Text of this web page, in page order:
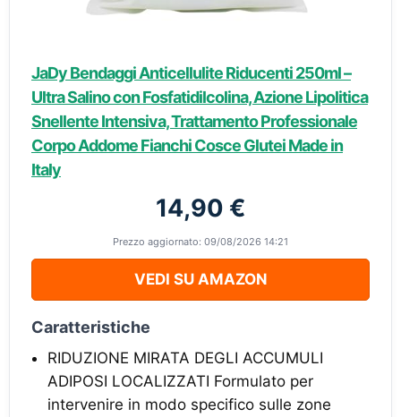
JaDy Bendaggi Anticellulite Riducenti 250ml –
Ultra Salino con Fosfatidilcolina, Azione Lipolitica
Snellente Intensiva, Trattamento Professionale
Corpo Addome Fianchi Cosce Glutei Made in
Italy
14,90 €
Prezzo aggiornato: 09/08/2026 14:21
VEDI SU AMAZON
Caratteristiche
RIDUZIONE MIRATA DEGLI ACCUMULI
ADIPOSI LOCALIZZATI Formulato per
intervenire in modo specifico sulle zone